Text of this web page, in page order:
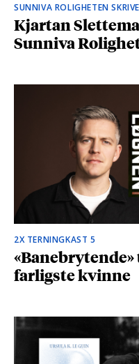
SUNNIVA ROLIGHETEN
Kjartan
Sunniva
2X TERNINGKAST 5
farligste kvinne